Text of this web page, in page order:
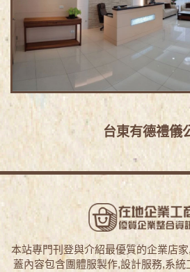
台東有德禮儀
本站專門刊登與介紹最優質的企業店
蓋內容包含團體服製作,設計服務,系